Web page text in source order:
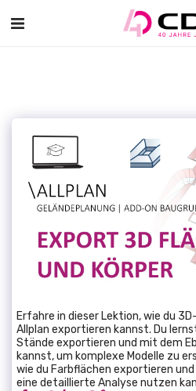
Erfahre in dieser Lektion, wie du
Allplan exportieren kannst. Du
Stände exportieren und mit dem
kannst, um komplexe Modelle zu
wie du Farbflächen exportieren
eine detaillierte Analyse nutzen